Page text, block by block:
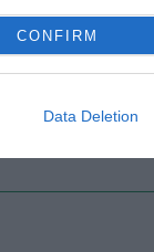
CONFIRM
Data Deletion
Wiltord vuole